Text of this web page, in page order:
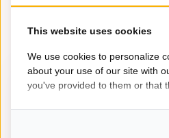
Eerder bekeken
This website uses cookies
We use cookies to personalize
about your use of our site with
you've provided to them or that